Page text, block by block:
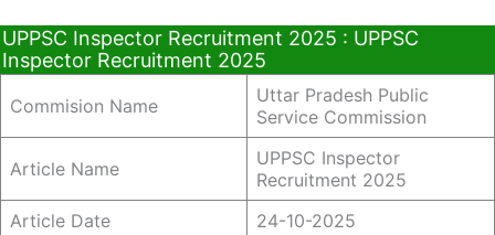
UPPSC Inspector Recruitment 2025 : UPPSC
Inspector Recruitment 2025
Commision Name
Uttar Pradesh Public
Service Commission
Article Name
UPPSC Inspector
Recruitment 2025
Article Date
24-10-2025